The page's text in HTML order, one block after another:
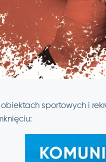
obiektach sportowych i